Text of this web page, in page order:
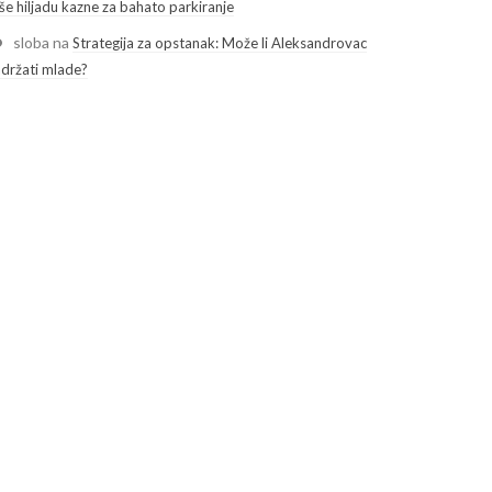
hiljadu kazne za bahato parkiranje
sloba naStrategija za opstanak: Može li Aleksandrovac
mlade?